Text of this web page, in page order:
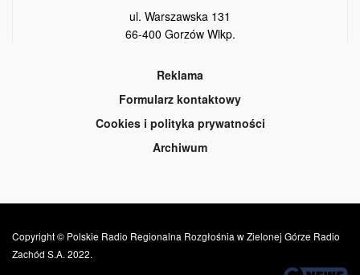
ul. Warszawska 131
66-400 Gorzów Wlkp.
Reklama
Formularz kontaktowy
Cookies i polityka prywatności
Archiwum
Copyright © Polskie Radio Regionalna Rozgłośnia w Zielonej Górze Radio
Zachód S.A. 2022.